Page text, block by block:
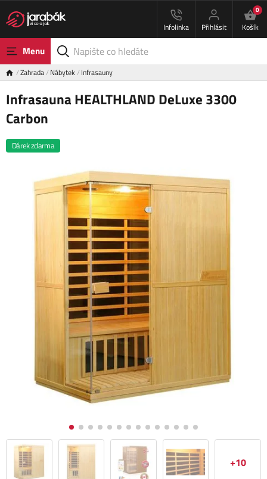
Infolinka Přihlásit
0
Košík
Menu
Zahrada Nábytek Infrasauny
Infrasauna HEALTHLAND DeLuxe 3300
Carbon
Dárek zdarma
+10